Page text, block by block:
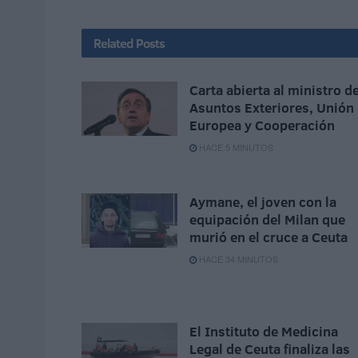
Related Posts
Carta abierta al ministro
Asuntos Exteriores, Unión
Europea y Cooperación
HACE 5 MINUTOS
Aymane, el joven con la
equipación del Milan que
murió en el cruce a Ceuta
HACE 34 MINUTOS
El Instituto de Medicina
Legal de Ceuta finaliza las